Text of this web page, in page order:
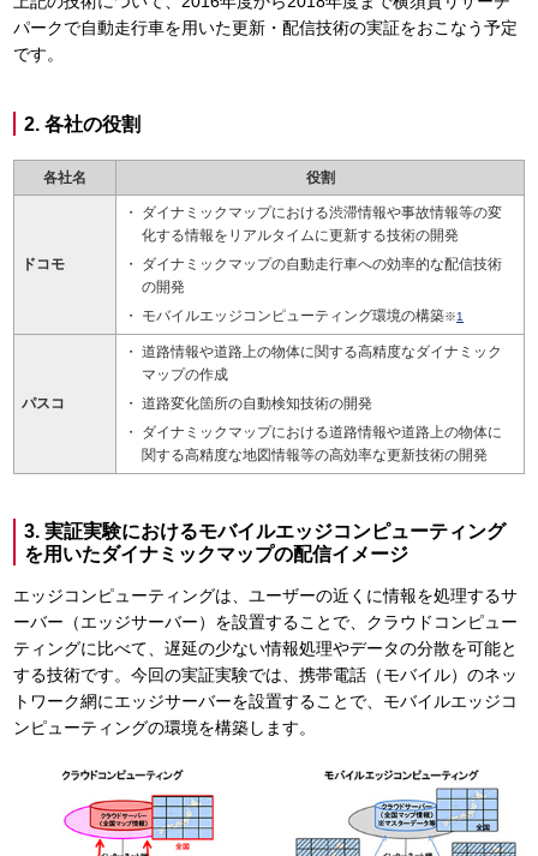
パークで自動走行車を用いた更新・配信技術の実証をおこなう予定
です。
2. 各社の役割
各社名 役割
ドコモ
ダイナミックマップにおける渋滞情報や事故情報等の変
化する情報をリアルタイムに更新する技術の開発
ダイナミックマップの自動走行車への効率的な配信技術
の開発
モバイルエッジコンピューティング環境の構築※1
パスコ
道路情報や道路上の物体に関する高精度なダイナミック
マップの作成
道路変化箇所の自動検知技術の開発
ダイナミックマップにおける道路情報や道路上の物体に
関する高精度な地図情報等の高効率な更新技術の開発
3. 実証実験におけるモバイルエッジコンピューティング
を用いたダイナミックマップの配信イメージ
エッジコンピューティングは、ユーザーの近くに情報を処理するサ
ーバー（エッジサーバー）を設置することで、クラウドコンピュー
ティングに比べて、遅延の少ない情報処理やデータの分散を可能と
する技術です。今回の実証実験では、携帯電話（モバイル）のネッ
トワーク網にエッジサーバーを設置することで、モバイルエッジコ
ンピューティングの環境を構築します。